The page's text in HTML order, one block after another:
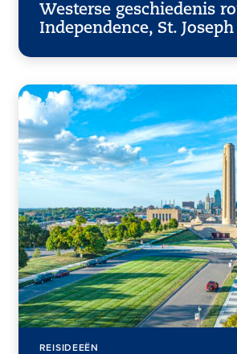
Westerse geschiedenis
Independence, St.
REISIDEEËN